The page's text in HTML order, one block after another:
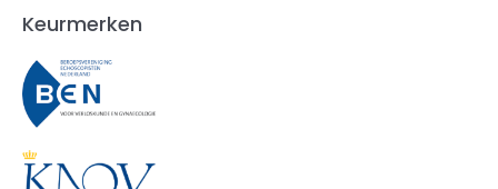
Keurmerken